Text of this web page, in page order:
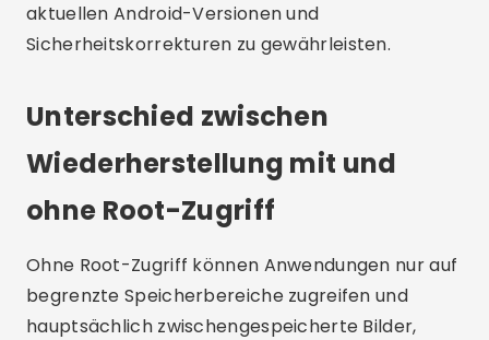
aktuellen Android-Versionen und
Sicherheitskorrekturen zu gewährleisten.
Unterschied zwischen
Wiederherstellung mit und
ohne Root-Zugriff
Ohne Root-Zugriff können Anwendungen nur auf
begrenzte Speicherbereiche zugreifen und
hauptsächlich zwischengespeicherte Bilder,